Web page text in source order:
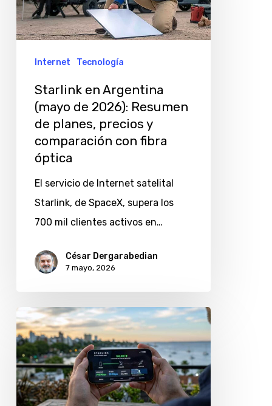
de
2026):
Resumen
planes,
precios
comparación
Internet Tecnología
Starlink en Argentina
(mayo de 2026): Resumen
de planes, precios y
comparación con fibra
óptica
El servicio de Internet satelital
Starlink, de SpaceX, supera los
700 mil clientes activos en…
César Dergarabedian
7 mayo, 2026
Nueva
era
de
conectividad
para